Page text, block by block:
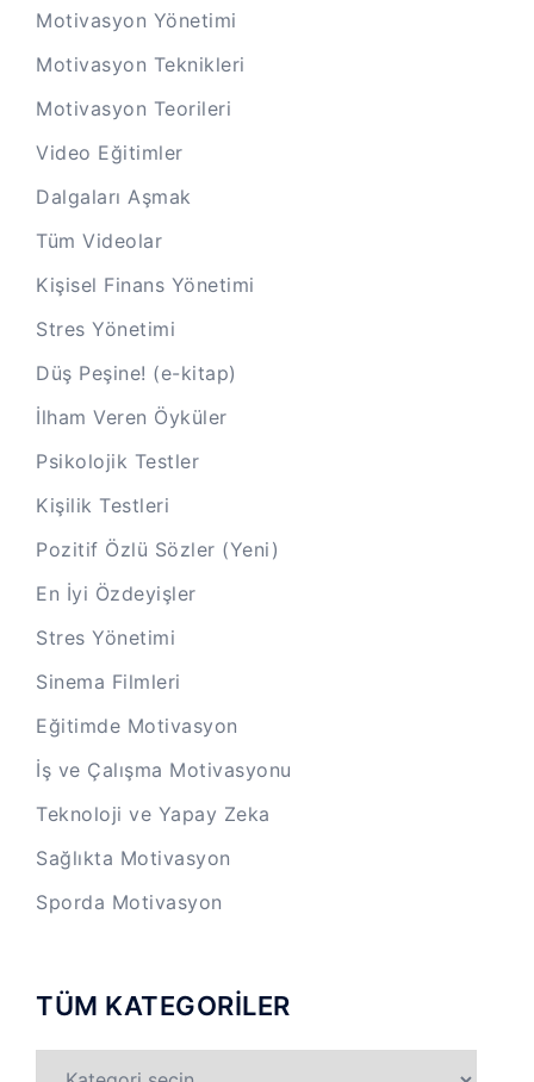
Motivasyon Yönetimi
Motivasyon Teknikleri
Motivasyon Teorileri
Video Eğitimler
Dalgaları Aşmak
Tüm Videolar
Kişisel Finans Yönetimi
Stres Yönetimi
Düş Peşine! (e-kitap)
İlham Veren Öyküler
Psikolojik Testler
Kişilik Testleri
Pozitif Özlü Sözler (Yeni)
En İyi Özdeyişler
Stres Yönetimi
Sinema Filmleri
Eğitimde Motivasyon
İş ve Çalışma Motivasyonu
Teknoloji ve Yapay Zeka
Sağlıkta Motivasyon
Sporda Motivasyon
TÜM KATEGORİLER